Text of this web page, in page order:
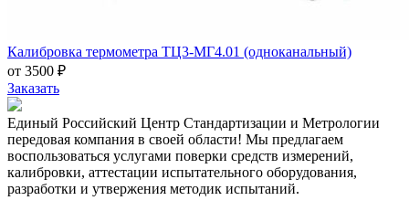
Калибровка термометра ТЦ3-МГ4.01 (одноканальный)
от 3500 ₽
Заказать
Единый Российский Центр Стандартизации и Метрологии
передовая компания в своей области! Мы предлагаем
воспользоваться услугами поверки средств измерений,
калибровки, аттестации испытательного оборудования,
разработки и утвержения методик испытаний.